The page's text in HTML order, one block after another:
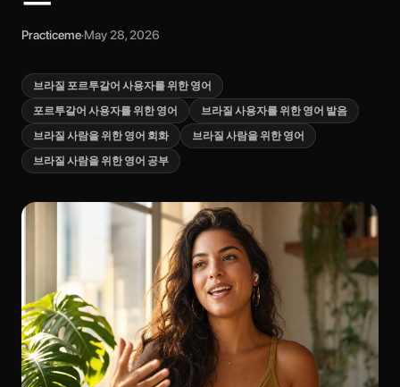
Practiceme·May 28, 2026
브라질 포르투갈어 사용자를 위한 영어
포르투갈어 사용자를 위한 영어
브라질 사용자를 위한 영어 발음
브라질 사람을 위한 영어 회화
브라질 사람을 위한 영어
브라질 사람을 위한 영어 공부